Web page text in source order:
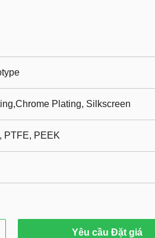
Plating, Silkscreen
PTFE, PEEK
Yêu cầu Đặt giá